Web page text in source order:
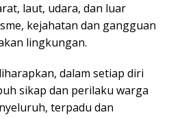
laut, udara, dan luar
kejahatan dan gangguan
lingkungan.
dalam setiap diri
sikap dan perilaku warga
terpadu dan